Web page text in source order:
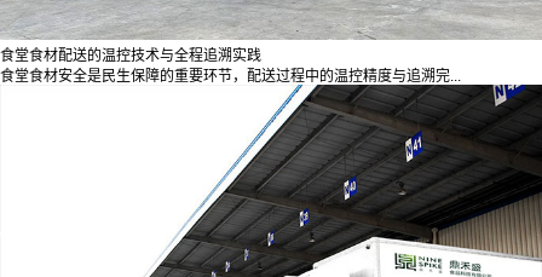
食堂食材配送的温控技术与全程追溯实践
食堂食材安全是民生保障的重要环节，配送过程中的温控精度与追溯完...